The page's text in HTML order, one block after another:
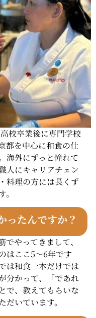
校卒業後に専門学校
都を中心に和食の仕
海外にずっと憧れて
人にキャリアチェン
料理の方には長くず
ったんですか？
やってきまして、
はここ5〜6年です
は和食一本だけでは
分かって、「であれ
で、教えてもらいな
いています。